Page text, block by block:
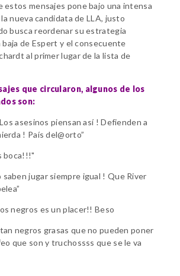
estos mensajes pone bajo una intensa
nueva candidata de LLA, justo
busca reordenar su estrategia
de Espert y el consecuente
al primer lugar de la lista de
que circularon, algunos de los
son:
asesinos piensan así ! Defienden a
! País del@orto”
boca!!!"
saben jugar siempre igual ! Que River
negros es un placer!! Beso
negros grasas que no pueden poner
que son y truchossss que se le va